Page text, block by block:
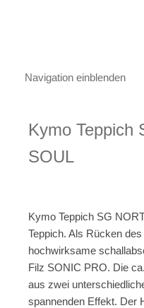
Navigation einblenden
Kymo Teppich
SOUL
Kymo Teppich SG
Teppich. Als Rücken
hochwirksame
Filz SONIC PRO. Die
aus zwei
spannenden Effekt. Der